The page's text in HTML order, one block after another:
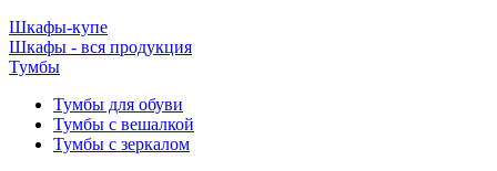
Шкафы-купе
Шкафы - вся продукция
Тумбы
Тумбы для обуви
Тумбы с вешалкой
Тумбы с зеркалом